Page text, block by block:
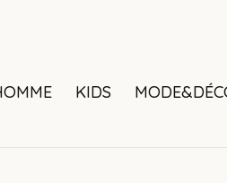
KIDS